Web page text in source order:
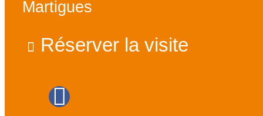
Martigues
Réserver la visite